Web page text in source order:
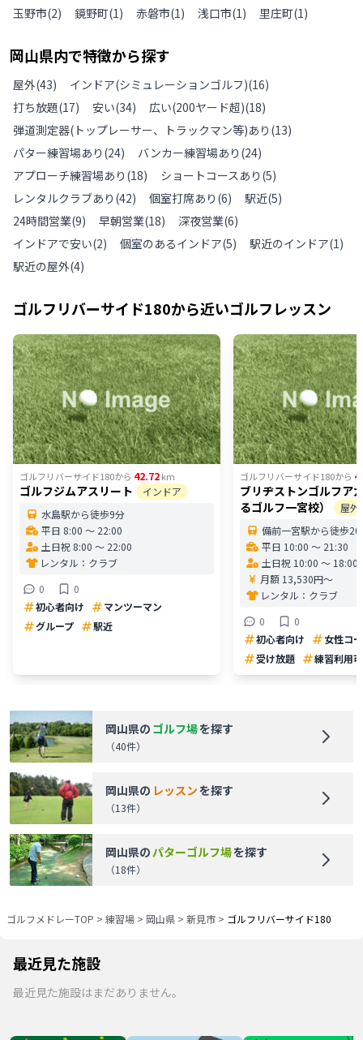
玉野市(2) 鏡野町(1) 赤磐市(1) 浅口市(1) 里庄町(1)
岡山県内で特徴から探す
屋外(43) インドア(シミュレーションゴルフ)(16)
打ち放題(17) 安い(34) 広い(200ヤード超)(18)
弾道測定器(トップレーサー、トラックマン等)あり (13)
パター練習場あり (24) バンカー練習場あり (24)
アプローチ練習場あり (18) ショートコースあり (5)
レンタルクラブあり (42) 個室打席あり (6) 駅近(5)
24時間営業(9) 早朝営業(18) 深夜営業(6)
インドアで安い(2) 個室のあるインドア(5) 駅近のインドア(1)
駅近の屋外(4)
ゴルフリバーサイド180から近いゴルフレッスン
ゴルフリバーサイド180から 42.72km
ゴルフジムアスリート
インドア
水島駅から徒歩9分
平日 8:00 〜 22:00
土日祝 8:00 〜 22:00
レンタル： クラブ
0
0
初心者向け
マンツーマン
グループ
駅近
ゴルフリバーサイド180から
ブリヂストンゴルフア
るゴルフ一宮校）
屋外
備前一宮駅から徒歩20
平日 10:00 〜 21:30
土日祝 10:00 〜 18:00
月額 13,530円〜
レンタル： クラブ
0
0
初心者向け
女性コ
受け放題
練習利用可
岡山県の ゴルフ場を探す
（40件）
岡山県の レッスンを探す
（13件）
岡山県のパターゴルフ場を探す
（18件）
ゴルフメドレーTOP > 練習場 > 岡山県 > 新見市 > ゴルフリバーサイド180
最近見た施設
最近見た施設はまだありません。